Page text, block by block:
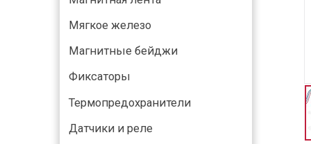
Мягкое железо
Магнитные бейджи
Фиксаторы
Термопредохранители
Датчики и реле